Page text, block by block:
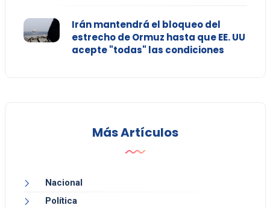
Irán mantendrá el bloqueo del
estrecho de Ormuz hasta que EE. UU
acepte "todas" las condiciones
Más Artículos
Nacional
Política